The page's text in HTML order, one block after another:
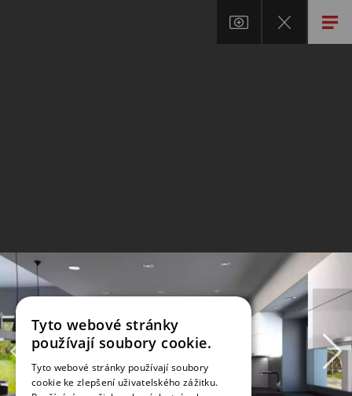
Tyto webové stránky
používají soubory cookie.
Tyto webové stránky používají soubory
cookie ke zlepšení uživatelského zážitku.